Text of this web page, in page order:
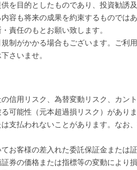
を目的としたものであり、投資勧誘
容も将来の成果を約束するものでは
責任のもとお願い致します。
制がかかる場合もございます。ご利
さいませ。
信用リスク、為替変動リスク、カン
可能性（元本超過損リスク）があり
支払われないことがあります。なお
お客様の差入れた委託保証金または
券の価格または指標等の変動により